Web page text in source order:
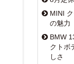
MINI
の魅力
BMW
クトボ
しさ